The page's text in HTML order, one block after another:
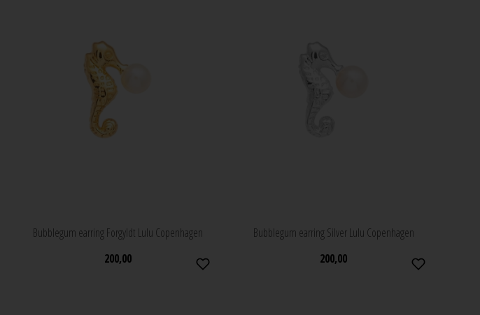
Bubblegum earring Forgyldt Lulu Copenhagen
200,00
Bubblegum earring Silver Lulu Copenhagen
200,00